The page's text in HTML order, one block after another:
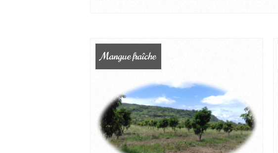
Mangue fraîche